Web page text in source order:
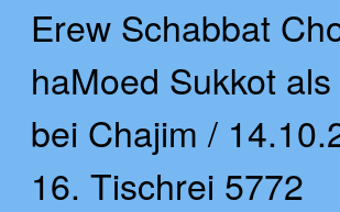
Erew Schabbat
haMoed Sukkot
bei Chajim /
16. Tischrei 5772